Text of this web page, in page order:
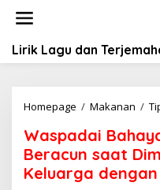
Lirik Lagu dan
Homepage / Makanan /
Waspadai
Beracun saat
Keluarga dengan